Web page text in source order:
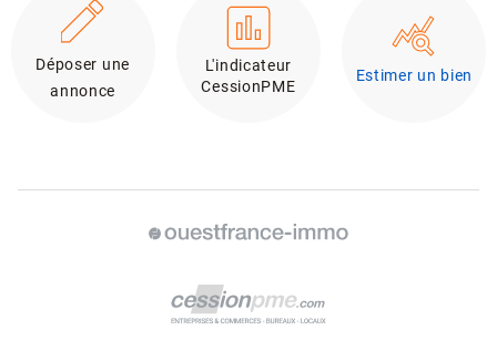
Déposer une
annonce
L'indicateur
CessionPME
Estimer un bien